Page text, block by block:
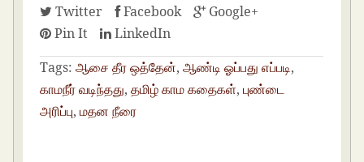
Twitter Facebook
Google+
Pin It
LinkedIn
Tags: ஆசை தீர ஒத்தேன்,ஆண்டி ஓப்பது எப்படி,
காமநீர் வடிந்தது,தமிழ் காம கதைகள்,புண்டை
அரிப்பு,மதன நீரை